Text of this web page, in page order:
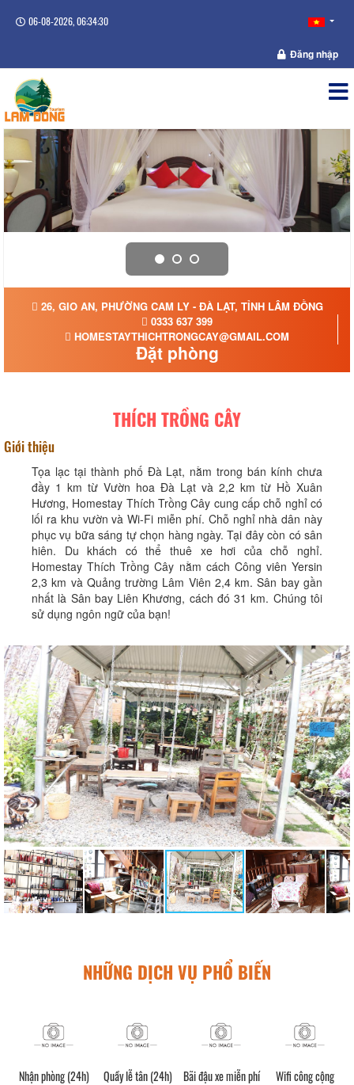
06-08-2026, 06:34:31
Đăng nhập
26, GIO AN, PHƯỜNG CAM LY - ĐÀ LẠT, TỈNH LÂM ĐỒNG
0333 637 399
HOMESTAYTHICHTRONGCAY@GMAIL.COM
Đặt phòng
THÍCH TRỒNG CÂY
Giới thiệu
Tọa lạc tại thành phố Đà Lạt, nằm trong bán kính chưa
đầy 1 km từ Vườn hoa Đà Lạt và 2,2 km từ Hồ Xuân
Hương, Homestay Thích Trồng Cây cung cấp chỗ nghỉ có
lối ra khu vườn và Wi-Fi miễn phí. Chỗ nghỉ nhà dân này
phục vụ bữa sáng tự chọn hàng ngày. Tại đây còn có sân
hiên. Du khách có thể thuê xe hơi của chỗ nghỉ.
Homestay Thích Trồng Cây nằm cách Công viên Yersin
2,3 km và Quảng trường Lâm Viên 2,4 km. Sân bay gần
nhất là Sân bay Liên Khương, cách đó 31 km. Chúng tôi
sử dụng ngôn ngữ của bạn!
NHỮNG DỊCH VỤ PHỔ BIẾN
Nhận phòng (24h) Quầy lễ tân (24h) Bãi đậu xe miễn phí Wifi công cộng